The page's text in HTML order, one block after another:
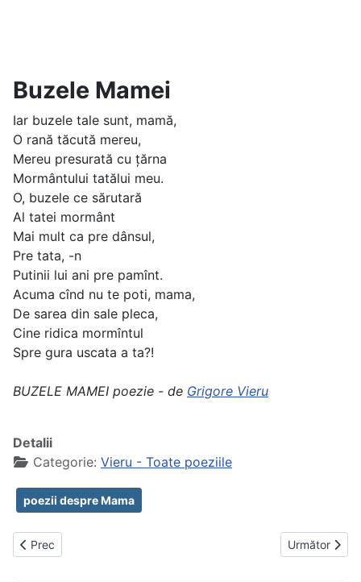
Buzele Mamei
Iar buzele tale sunt, mamă,
O rană tăcută mereu,
Mereu presurată cu țărna
Mormântului tatălui meu.
O, buzele ce sărutară
Al tatei mormânt
Mai mult ca pre dânsul,
Pre tata, -n
Putinii lui ani pre pamînt.
Acuma cînd nu te poti, mama,
De sarea din sale pleca,
Cine ridica mormîntul
Spre gura uscata a ta?!
BUZELE MAMEI poezie - de Grigore Vieru
Detalii
Categorie: Vieru - Toate poeziile
poezii despre Mama
Articol precedent: Bunica
Prec Articolul
Următor